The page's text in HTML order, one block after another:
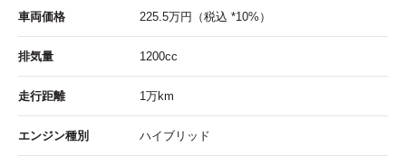
車両価格 225.5万円 （税込 *10%）
排気量 1200cc
走行距離 1万km
エンジン種別 ハイブリッド